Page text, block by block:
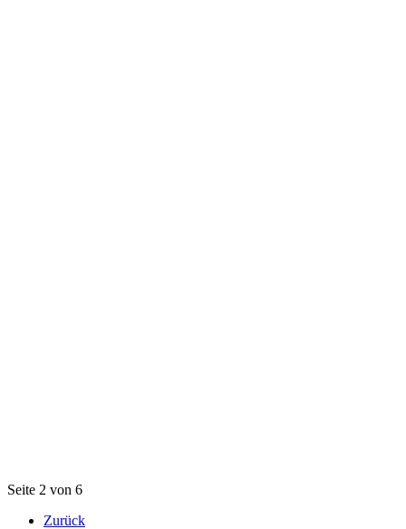
Seite 2 von 6
Zurück